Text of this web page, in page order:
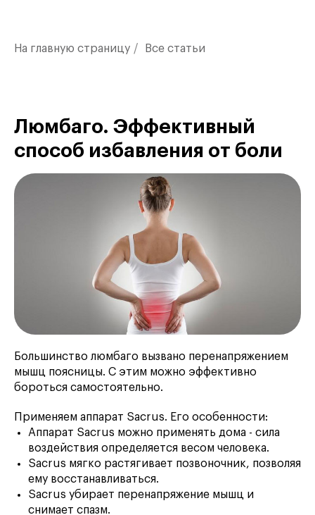
На главную страницу / Все статьи
Люмбаго. Эффективный
способ избавления от боли
Большинство люмбаго вызвано перенапряжением
мышц поясницы. С этим можно эффективно
бороться самостоятельно.
Применяем аппарат Sacrus. Его особенности:
Аппарат Sacrus можно применять дома - сила
воздействия определяется весом человека.
Sacrus мягко растягивает позвоночник, позволяя
ему восстанавливаться.
Sacrus убирает перенапряжение мышц и
снимает спазм.